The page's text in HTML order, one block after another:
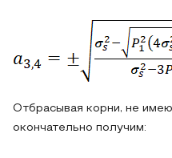
Отбрасывая корни, не
окончательно получим: